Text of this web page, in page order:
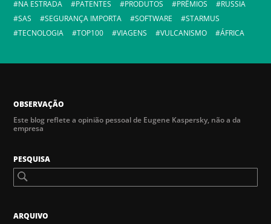
NA ESTRADA
PATENTES PRODUTOS PRÊMIOS
RUSSIA
SAS
SEGURANÇA IMPORTA SOFTWARE
STARMUS
TECNOLOGIA
TOP100 VIAGENS VULCANISMO ÁFRICA
OBSERVAÇÃO
Este blog reflete a opinião pessoal de Eugene Kaspersky, não a da
empresa
PESQUISA
ARQUIVO